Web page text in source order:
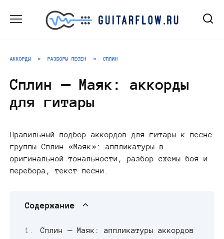
АККОРДЫ » РАЗБОРЫ ПЕСЕН » СПЛИН
Сплин — Маяк: аккорды
для гитары
Правильный подбор аккордов для гитары к песне
группы Сплин «Маяк»: аппликатуры в
оригинальной тональности, разбор схемы боя и
перебора, текст песни.
Содержание
Сплин — Маяк: аппликатуры аккордов